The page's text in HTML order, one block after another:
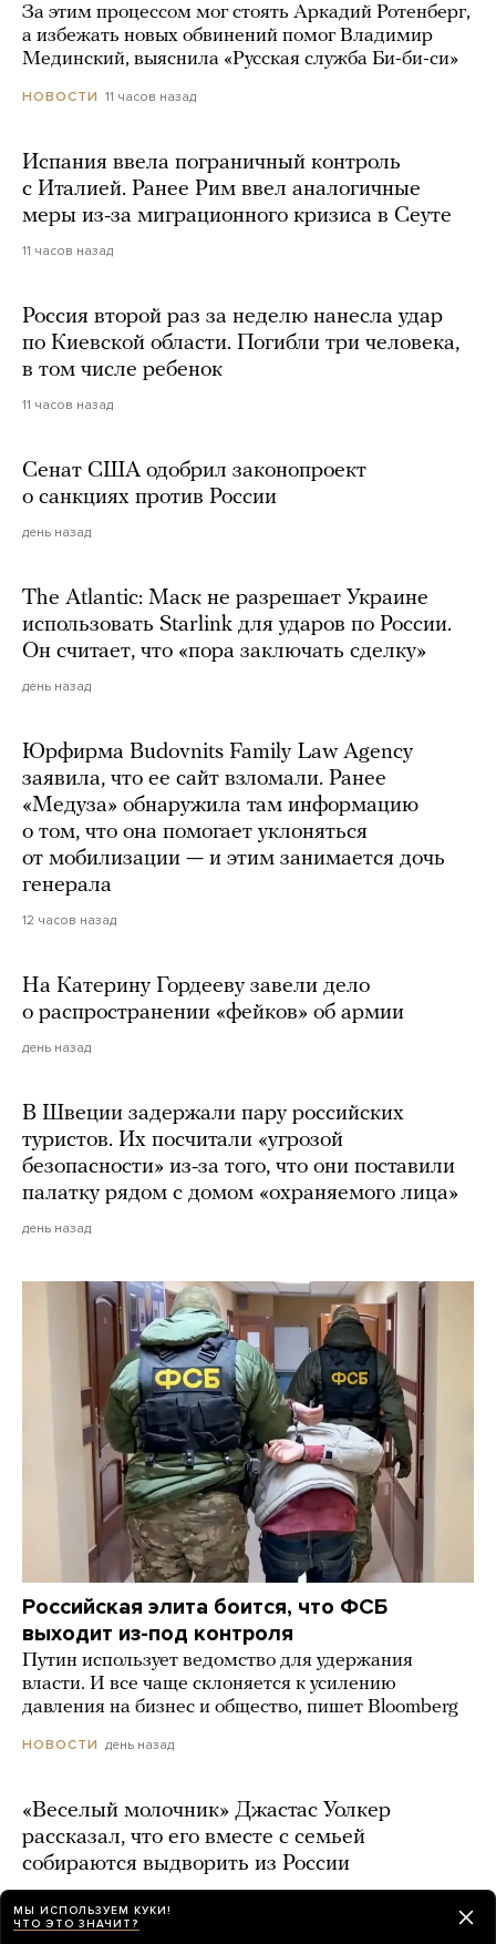
За этим процессом мог стоять Аркадий Ротенберг,
а избежать новых обвинений помог Владимир
Мединский, выяснила «Русская служба Би-би-си»
НОВОСТИ 11 часов назад
Испания ввела пограничный контроль
с Италией. Ранее Рим ввел аналогичные
меры из-за миграционного кризиса в Сеуте
11 часов назад
Россия второй раз за неделю нанесла удар
по Киевской области. Погибли три человека,
в том числе ребенок
11 часов назад
Сенат США одобрил законопроект
о санкциях против России
день назад
The Atlantic: Маск не разрешает Украине
использовать Starlink для ударов по России.
Он считает, что «пора заключать сделку»
день назад
Юрфирма Budovnits Family Law Agency
заявила, что ее сайт взломали. Ранее
«Медуза» обнаружила там информацию
о том, что она помогает уклоняться
от мобилизации — и этим занимается дочь
генерала
12 часов назад
На Катерину Гордееву завели дело
о распространении «фейков» об армии
день назад
В Швеции задержали пару российских
туристов. Их посчитали «угрозой
безопасности» из-за того, что они поставили
палатку рядом с домом «охраняемого лица»
день назад
Российская элита боится, что ФСБ
выходит из-под контроля
Путин использует ведомство для удержания
власти. И все чаще склоняется к усилению
давления на бизнес и общество, пишет Bloomberg
НОВОСТИ день назад
«Веселый молочник» Джастас Уолкер
рассказал, что его вместе с семьей
собираются выдворить из России
МЫ ИСПОЛЬЗУЕМ КУКИ!
ЧТО ЭТО ЗНАЧИТ?